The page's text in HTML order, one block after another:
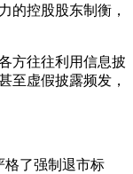
的控股股东制衡，
方往往利用信息披
至虚假披露频发，
格了强制退市标